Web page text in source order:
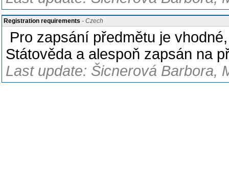
Registration requirements - Czech
Pro zapsání předmětu je
Státověda a alespoň zapsán
Last update: Šicnerová Barbora,